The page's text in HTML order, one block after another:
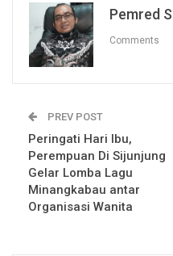
Pemred
Comments
PREV POST
Peringati Hari Ibu,
Perempuan Di Sijunjung
Gelar Lomba Lagu
Minangkabau antar
Organisasi Wanita